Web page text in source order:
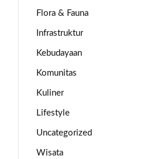
Flora & Fauna
Infrastruktur
Kebudayaan
Komunitas
Kuliner
Lifestyle
Uncategorized
Wisata